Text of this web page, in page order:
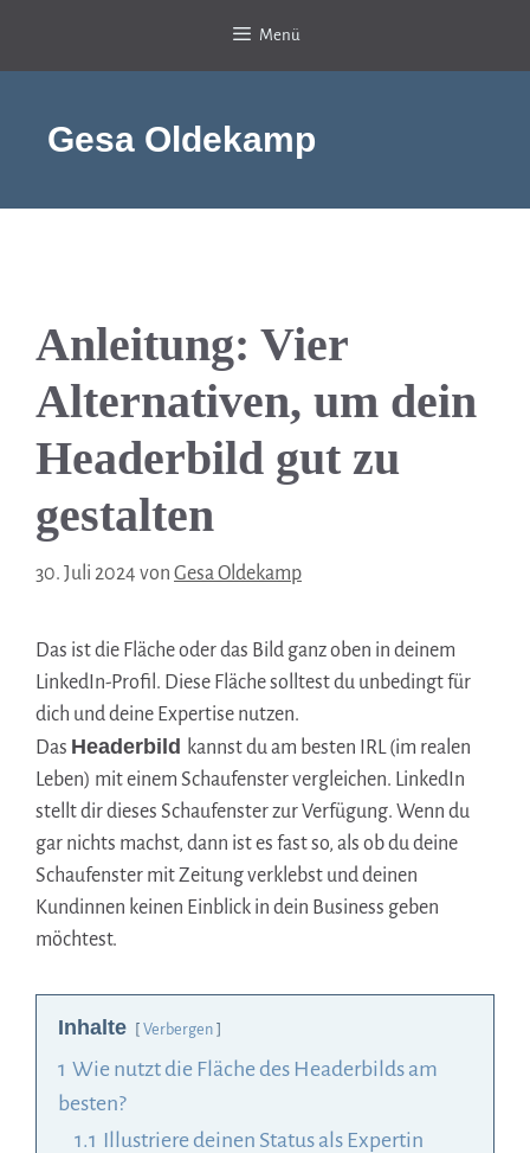
springen
Menü
Gesa Oldekamp
Anleitung: Vier
Alternativen, um dein
Headerbild gut zu
gestalten
30. Juli 2024 von Gesa Oldekamp
Das ist die Fläche oder das Bild ganz oben in deinem
LinkedIn-Profil. Diese Fläche solltest du unbedingt für
dich und deine Expertise nutzen.
Das Headerbild
kannst du am besten IRL (im realen
Leben) mit einem Schaufenster vergleichen. LinkedIn
stellt dir dieses Schaufenster zur Verfügung. Wenn du
gar nichts machst, dann ist es fast so, als ob du deine
Schaufenster mit Zeitung verklebst und deinen
Kundinnen keinen Einblick in dein Business geben
möchtest.
Inhalte Verbergen
1 Wie nutzt die Fläche des Headerbilds am
besten?
1.1 Illustriere deinen Status als Expertin